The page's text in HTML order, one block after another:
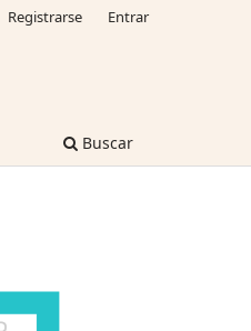
Buscar
Registrarse Entrar